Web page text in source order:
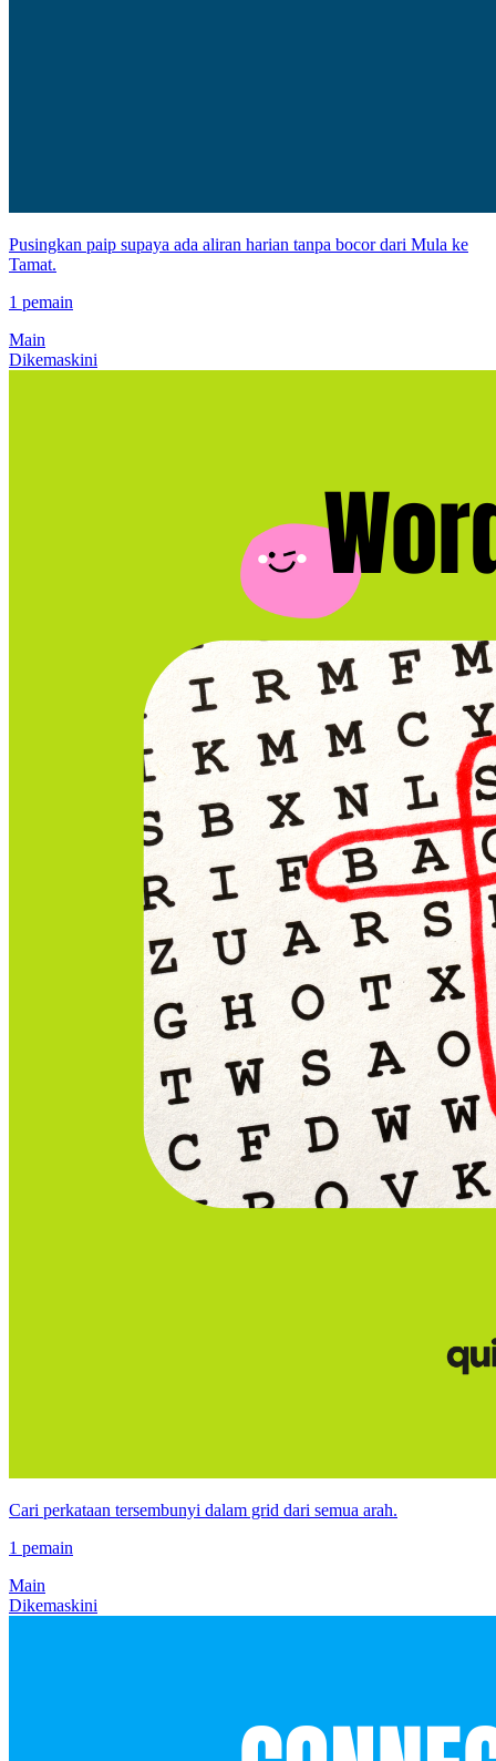
Pusingkan paip supaya ada aliran harian tanpa bocor dari Mula ke
Tamat.
1 pemain
Main
Dikemaskini
Cari perkataan tersembunyi dalam grid dari semua arah.
1 pemain
Main
Dikemaskini